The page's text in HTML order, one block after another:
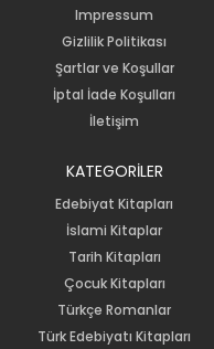
Impressum
Gizlilik Politikası
Şartlar ve Koşullar
İptal İade Koşulları
İletişim
KATEGORİLER
Edebiyat Kitapları
İslami Kitaplar
Tarih Kitapları
Çocuk Kitapları
Türkçe Romanlar
Türk Edebiyatı Kitapları